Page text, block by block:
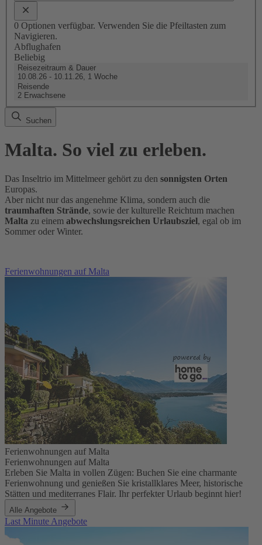
0 Optionen verfügbar. Verwenden Sie die Pfeiltasten zum
Navigieren.
Abflughafen
Beliebig
Reisezeitraum & Dauer
10.08.26 - 10.11.26, 1 Woche
Reisende
2 Erwachsene
Suchen
Malta. So viel zu erleben.
Das Inseltrio im Mittelmeer gehört zu den sonnigsten Orten
Europas.
Aber nicht nur das angenehme Klima, sondern auch die
traumhaften Strände, sowie der kulturelle Reichtum machen
Malta zu einem abwechslungsreichen Urlaubsziel, egal ob im
Sommer oder Winter.
Ferienwohnungen auf Malta
Ferienwohnungen auf Malta
Ferienwohnungen auf Malta
Erleben Sie Malta in vollen Zügen: Buchen Sie eine charmante
Ferienwohnung und genießen Sie kristallklares Meer, historische
Stätten und mediterranes Flair. Ihr perfekter Urlaub beginnt hier!
Alle Angebote
Last Minute Angebote